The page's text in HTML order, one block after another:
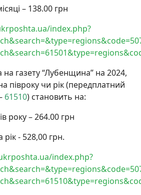
– 138.00 грн
index.php?
на газету “Лубенщина” на 2024,
півроку чи рік (передплатний
61510) становить на:
року – 264.00 грн
рік - 528,00 грн.
index.php?